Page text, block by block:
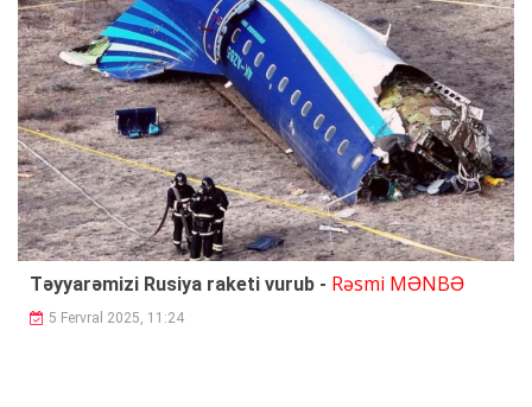
Təyyarəmizi Rusiya raketi vurub - Rəsmi MƏNBƏ
5 Fervral 2025, 11:24